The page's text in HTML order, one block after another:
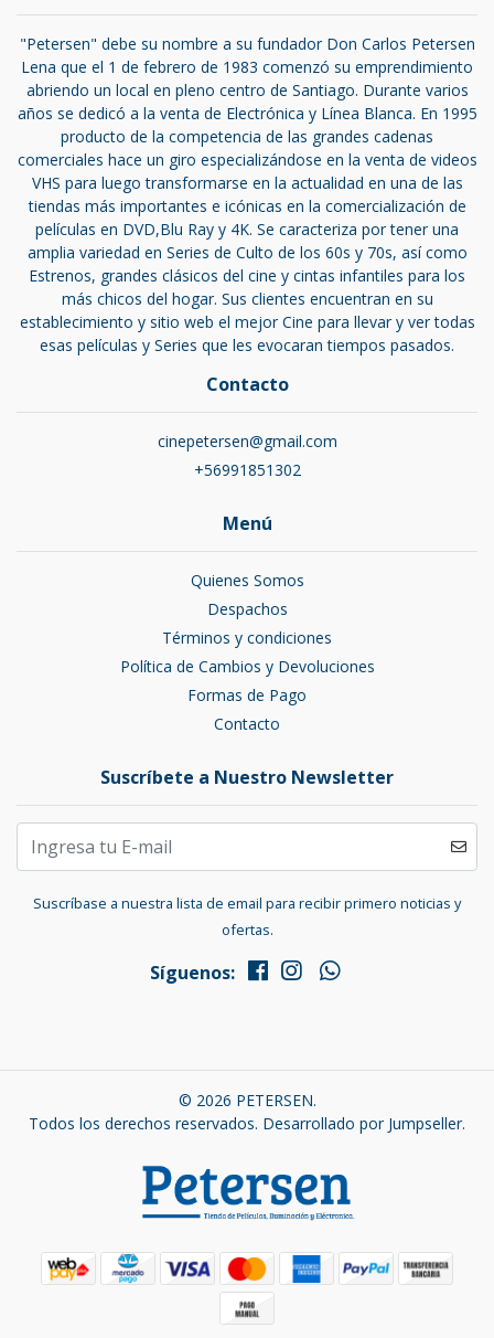
"Petersen" debe su nombre a su fundador Don Carlos Petersen
Lena que el 1 de febrero de 1983 comenzó su emprendimiento
abriendo un local en pleno centro de Santiago. Durante varios
años se dedicó a la venta de Electrónica y Línea Blanca. En 1995
producto de la competencia de las grandes cadenas
comerciales hace un giro especializándose en la venta de videos
VHS para luego transformarse en la actualidad en una de las
tiendas más importantes e icónicas en la comercialización de
películas en DVD,Blu Ray y 4K. Se caracteriza por tener una
amplia variedad en Series de Culto de los 60s y 70s, así como
Estrenos, grandes clásicos del cine y cintas infantiles para los
más chicos del hogar. Sus clientes encuentran en su
establecimiento y sitio web el mejor Cine para llevar y ver todas
esas películas y Series que les evocaran tiempos pasados.
Contacto
cinepetersen@gmail.com
+56991851302
Menú
Quienes Somos
Despachos
Términos y condiciones
Política de Cambios y Devoluciones
Formas de Pago
Contacto
Suscríbete a Nuestro Newsletter
Suscríbase a nuestra lista de email para recibir primero noticias y
ofertas.
Síguenos:
© 2026 PETERSEN.
Todos los derechos reservados. Desarrollado por Jumpseller.